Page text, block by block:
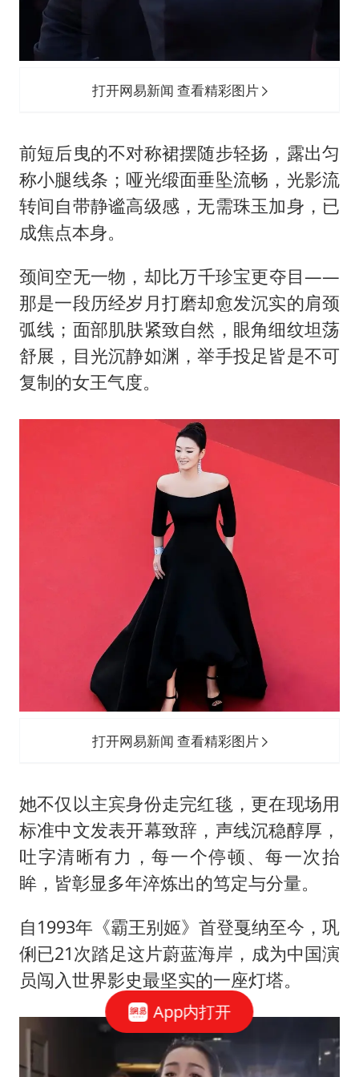
打开网易新闻 查看精彩图片
前短后曳的不对称裙摆随步轻扬，露出匀
称小腿线条；哑光缎面垂坠流畅，光影流
转间自带静谧高级感，无需珠玉加身，已
成焦点本身。
颈间空无一物，却比万千珍宝更夺目——
那是一段历经岁月打磨却愈发沉实的肩颈
弧线；面部肌肤紧致自然，眼角细纹坦荡
舒展，目光沉静如渊，举手投足皆是不可
复制的女王气度。
打开网易新闻 查看精彩图片
她不仅以主宾身份走完红毯，更在现场用
标准中文发表开幕致辞，声线沉稳醇厚，
吐字清晰有力，每一个停顿、每一次抬
眸，皆彰显多年淬炼出的笃定与分量。
自1993年《霸王别姬》首登戛纳至今，巩
俐已21次踏足这片蔚蓝海岸，成为中国演
员闯入世界影史最坚实的一座灯塔。
App内打开